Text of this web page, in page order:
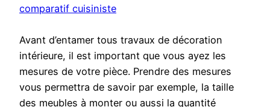
comparatif cuisiniste
Avant d’entamer tous travaux de décoration
intérieure, il est important que vous ayez les
mesures de votre pièce. Prendre des mesures
vous permettra de savoir par exemple, la taille
des meubles à monter ou aussi la quantité